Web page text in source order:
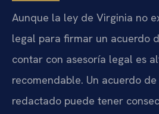
Aunque la ley de Virginia no
legal para firmar un acuerdo
contar con asesoría legal es
recomendable. Un acuerdo
redactado puede tener